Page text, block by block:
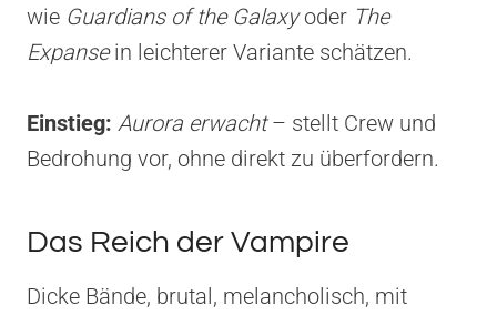
wie Guardians of the Galaxyoder The
Expansein leichterer Variante schätzen.
Einstieg: Aurora erwacht– stellt Crew und
Bedrohung vor, ohne direkt zu überfordern.
Das Reich der Vampire
Dicke Bände, brutal, melancholisch, mit